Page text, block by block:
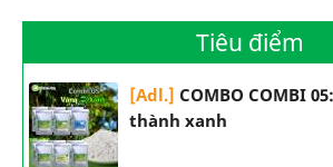
Tiêu điểm
[Adl.] COMBO COMBI
thành xanh